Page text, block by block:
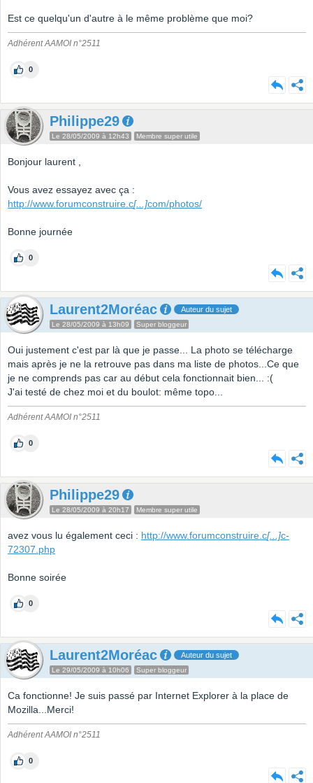
Est ce quelqu'un d'autre à le même problème que moi?
Adhérent AAMOI n°2511
0
Philippe29
Le 28/05/2009 à 12h43 Membre super utile
Bonjour laurent ,
Vous avez essayez avec ça :
http://www.forumconstruire.c[...]com/photos/
Bonne journée
0
Laurent2Moréac Auteur du sujet
Le 28/05/2009 à 13h09 Super bloggeur
Oui justement c'est par là que je passe... La photo se télécharge
mais après je ne la retrouve pas dans ma liste de photos...Ce que
je ne comprends pas car au début cela fonctionnait bien... :(
J'ai testé de chez moi et du boulot: même topo...
Adhérent AAMOI n°2511
0
Philippe29
Le 28/05/2009 à 20h17 Membre super utile
avez vous lu également ceci : http://www.forumconstruire.c[...]c-
72307.php
Bonne soirée
0
Laurent2Moréac Auteur du sujet
Le 29/05/2009 à 10h06 Super bloggeur
Ca fonctionne! Je suis passé par Internet Explorer à la place de
Mozilla...Merci!
Adhérent AAMOI n°2511
0